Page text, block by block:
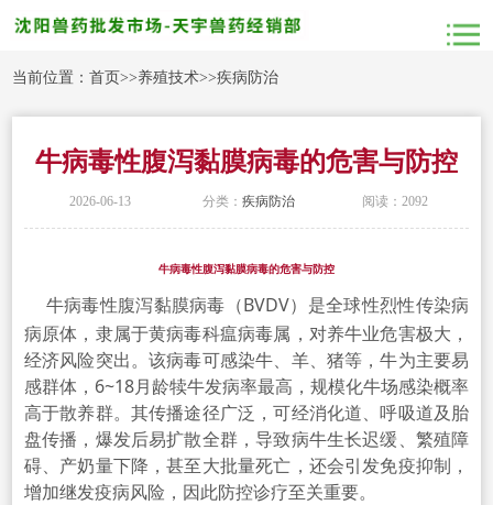
当前位置：首页>>养殖技术>>疾病防治
牛病毒性腹泻黏膜病毒的危害与防控
2026-06-13 分类： 疾病防治 阅读：2092
牛病毒性腹泻黏膜病毒的危害与防控
牛病毒性腹泻黏膜病毒（BVDV）是全球性烈性传染病
病原体，隶属于黄病毒科瘟病毒属，对养牛业危害极大，
经济风险突出。该病毒可感染牛、羊、猪等，牛为主要易
感群体，6~18月龄犊牛发病率最高，规模化牛场感染概率
高于散养群。其传播途径广泛，可经消化道、呼吸道及胎
盘传播 ，爆发后易扩散全群，导致病牛生长迟缓、繁殖障
碍、产奶量下降，甚至大批量死亡，还会引发免疫抑制，
增加继发疫病风险，因此防控诊疗至关重要。